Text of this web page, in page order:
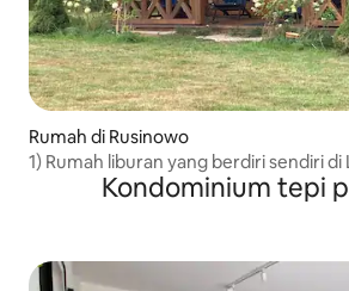
Rumah di Rusinowo
1) Rumah liburan yang berdiri sendiri di
Kondominium tepi